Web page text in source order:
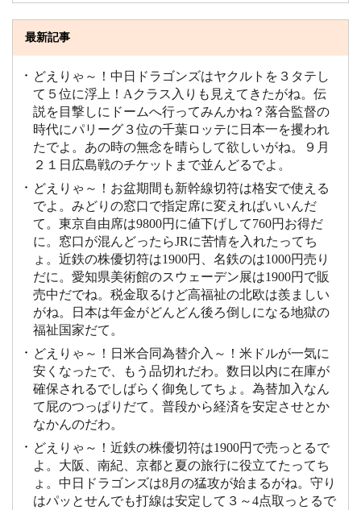
最新記事
どえりゃ～！中日ドラゴンズはヤクルトを３タテし
て５位に浮上！Aクラス入りも見えてきたがね。伝
説を目撃しにドームへ行ってみんかね？落合監督の
時代にパリーグ３位の千葉ロッテに日本一を攫われ
たでよ。あの時の無念を晴らして欲しいがね。９月
２１日広島戦のチケットまで並んどるでよ。
どえりゃ～！お盆期間も新幹線切符は格安で使える
でよ。みどりの窓口で指定席に変えればいいんだ
て。東京自由席は9800円に値下げして760円お得だ
に。窓口が混んどったらJRに苦情を入れたってち
ょ。近鉄の株優切符は1900円、名鉄のは1000円売り
だに。愛知県美術館のスウェーデン展は1900円で販
売中だでね。税金取るけど高福祉の北欧は羨ましい
がね。日本は年金がどんどん後ろ倒しになる地獄の
福祉国家だて。
どえりゃ～！日米合同為替介入～！米ドルが一気に
安くなったで、もう品切れだわ。数日以内に在庫が
確保されるでしばらく御免してちょ。為替加入なん
て屁のつっぱりだて。普段から経済を安定させとか
なかんのだわ。
どえりゃ～！近鉄の株優切符は1900円で売っとるで
よ。大阪、南紀、京都と夏の旅行に役立てたってち
ょ。中日ドラゴンズは8月の猛攻が始まるがね。守り
はパッとせんでも打線は安定して３～4点取っとるで